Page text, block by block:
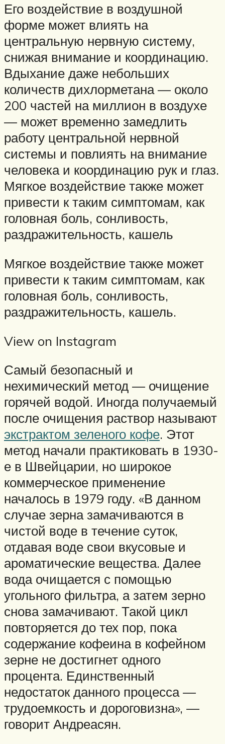
Его воздействие в воздушной
форме может влиять на
центральную нервную систему,
снижая внимание и координацию.
Вдыхание даже небольших
количеств дихлорметана — около
200 частей на миллион в воздухе
— может временно замедлить
работу центральной нервной
системы и повлиять на внимание
человека и координацию рук и глаз.
Мягкое воздействие также может
привести к таким симптомам, как
головная боль, сонливость,
раздражительность, кашель
Мягкое воздействие также может
привести к таким симптомам, как
головная боль, сонливость,
раздражительность, кашель.
View on Instagram
Самый безопасный и
нехимический метод — очищение
горячей водой. Иногда получаемый
после очищения раствор называют
экстрактом зеленого кофе. Этот
метод начали практиковать в 1930-
е в Швейцарии, но широкое
коммерческое применение
началось в 1979 году. «В данном
случае зерна замачиваются в
чистой воде в течение суток,
отдавая воде свои вкусовые и
ароматические вещества. Далее
вода очищается с помощью
угольного фильтра, а затем зерно
снова замачивают. Такой цикл
повторяется до тех пор, пока
содержание кофеина в кофейном
зерне не достигнет одного
процента. Единственный
недостаток данного процесса —
трудоемкость и дороговизна», —
говорит Андреасян.